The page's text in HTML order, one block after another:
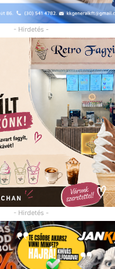
- Hirdetés -
- Hirdetés -